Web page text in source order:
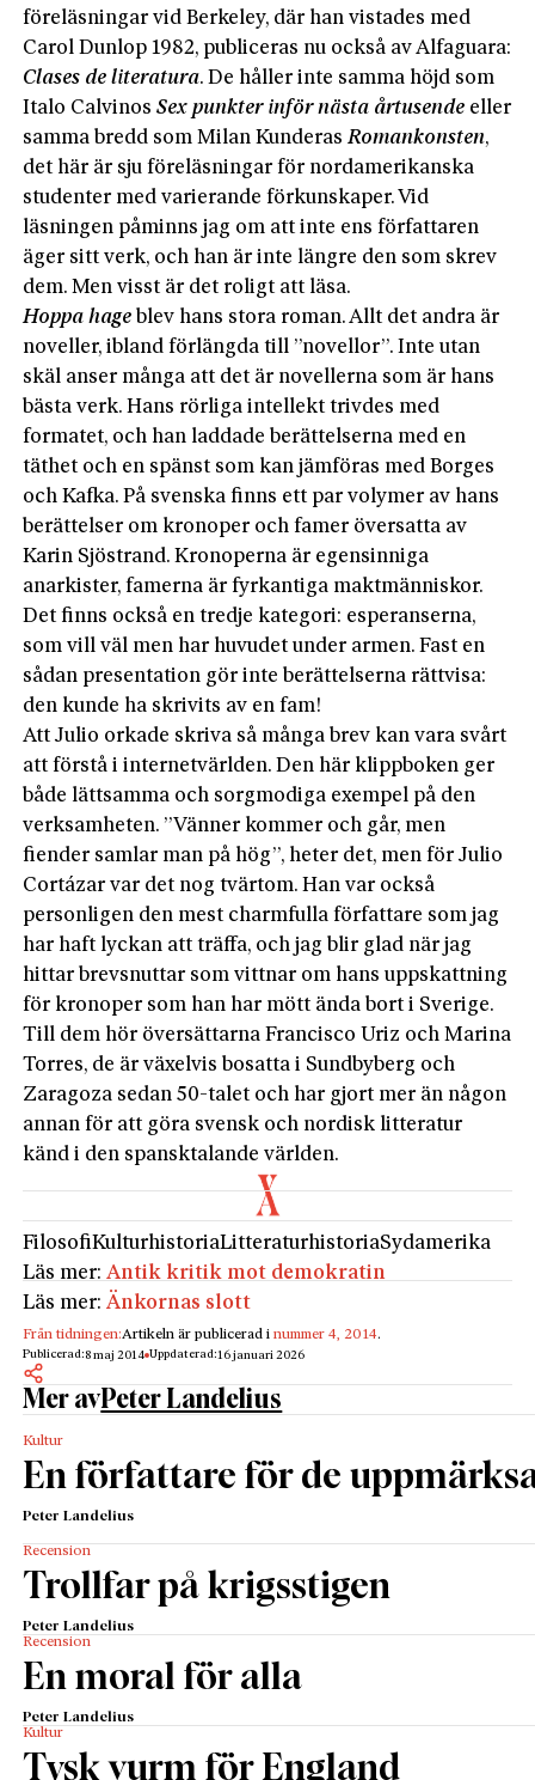
föreläsningar vid Berkeley, där han vistades med
Carol Dunlop 1982, publiceras nu också av Alfaguara:
Clases de literatura. De håller inte samma höjd som
Italo CalvinosSex punkter inför nästa årtusende eller
samma bredd som Milan KunderasRomankonsten,
det här är sju föreläsningar för nordamerikanska
studenter med varierande förkunskaper. Vid
läsningen påminns jag om att inte ens författaren
äger sitt verk, och han är inte längre den som skrev
dem. Men visst är det roligt att läsa.
Hoppa hage blev hans stora roman. Allt det andra är
noveller, ibland förlängda till ”novellor”. Inte utan
skäl anser många att det är novellerna som är hans
bästa verk. Hans rörliga intellekt trivdes med
formatet, och han laddade berättelserna med en
täthet och en spänst som kan jämföras med Borges
och Kafka. På svenska finns ett par volymer av hans
berättelser om kronoper och famer översatta av
Karin Sjöstrand. Kronoperna är egensinniga
anarkister, famerna är fyrkantiga maktmänniskor.
Det finns också en tredje kategori: esperanserna,
som vill väl men har huvudet under armen. Fast en
sådan presentation gör inte berättelserna rättvisa:
den kunde ha skrivits av en fam!
Att Julio orkade skriva så många brev kan vara svårt
att förstå i internetvärlden. Den här klippboken ger
både lättsamma och sorgmodiga exempel på den
verksamheten. ”Vänner kommer och går, men
fiender samlar man på hög”, heter det, men för Julio
Cortázar var det nog tvärtom. Han var också
personligen den mest charmfulla författare som jag
har haft lyckan att träffa, och jag blir glad när jag
hittar brevsnuttar som vittnar om hans uppskattning
för kronoper som han har mött ända bort i Sverige.
Till dem hör översättarna Francisco Uriz och Marina
Torres, de är växelvis bosatta i Sundbyberg och
Zaragoza sedan 50-talet och har gjort mer än någon
annan för att göra svensk och nordisk litteratur
känd i den spansktalande världen.
FilosofiKulturhistoriaLitteraturhistoriaSydamerika
Läs mer:Antik kritik mot demokratin
Läs mer:Änkornas slott
Från tidningen:Artikeln är publicerad inummer 4, 2014.
Publicerad:8 maj 2014 Uppdaterad:16 januari 2026
Mer avPeter Landelius
Kultur
En författare för de
Peter Landelius
Recension
Trollfar på krigsstigen
Peter Landelius
Recension
En moral för alla
Peter Landelius
Kultur
Tysk vurm för England